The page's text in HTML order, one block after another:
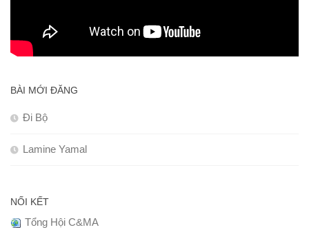
BÀI MỚI ĐĂNG
Đi Bộ
Lamine Yamal
NỐI KẾT
Tổng Hội C&MA